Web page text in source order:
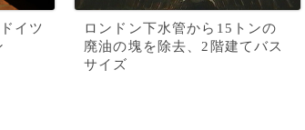
イツ
ロンドン下水管から15トンの
廃油の塊を除去、2階建てバス
サイズ